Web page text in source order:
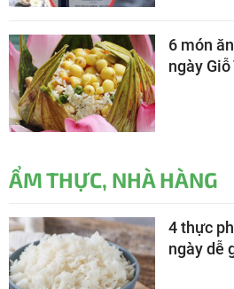
6 món
ngày
ẨM THỰC, NHÀ HÀNG
4 thực
ngày dễ